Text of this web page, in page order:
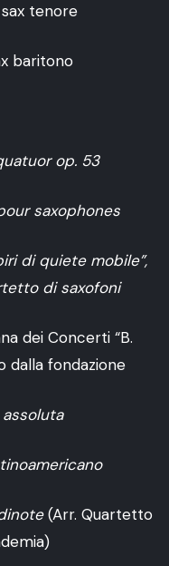
tenore
baritono
op. 53
saxophones
di quiete mobile”,
di saxofoni
dei Concerti “B.
dalla fondazione
(Arr. Quartetto